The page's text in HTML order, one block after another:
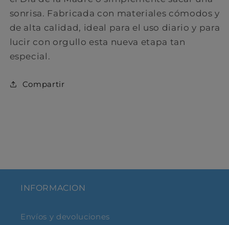
sonrisa. Fabricada con materiales cómodos y
de alta calidad, ideal para el uso diario y para
lucir con orgullo esta nueva etapa tan
especial.
C ompartir
INFORMACION
Envíos y devoluciones